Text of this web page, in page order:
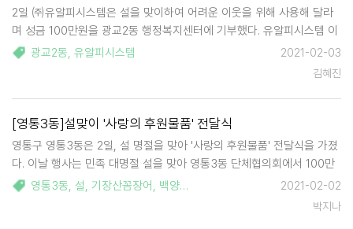
2일 ㈜유알피시스템은 설을 맞이하여 어려운 이웃을 위해 사용해 달라
며 성금 100만원을 광교2동 행정복지센터에 기부했다. 유알피시스템 이
홍재 대표는 "코로나19로 모두들 힘든 시기를 보내고 있지만 작은 나눔
으로 어려운 이웃들이 좀더 훈훈한 명절을 보내시는데 도움이 되길 바란
광교2동, 유알피시스템
2021-02-03
김혜진
[영통3동]설맞이 '사랑의 후원물품' 전달식
영통구 영통3동은 2일, 설 명절을 맞아 '사랑의 후원물품' 전달식을 가졌
다. 이날 행사는 민족 대명절 설을 맞아 영통3동 단체협의회에서 100만
원 상당의 백미10kg 20포, 라면18박스, 백양티앤에스(주) 백미10kg 31
포, 기장산꼼장어에서 백미10kg 30포, 한국지역난방공사 수원사업소에
영통3동, 설, 기장산꼼장어 , 백양티앤에스 한국지역난방공사,
2021-02-02
박지나